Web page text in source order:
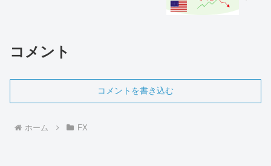
コメント
コメントを書き込む
ホーム FX